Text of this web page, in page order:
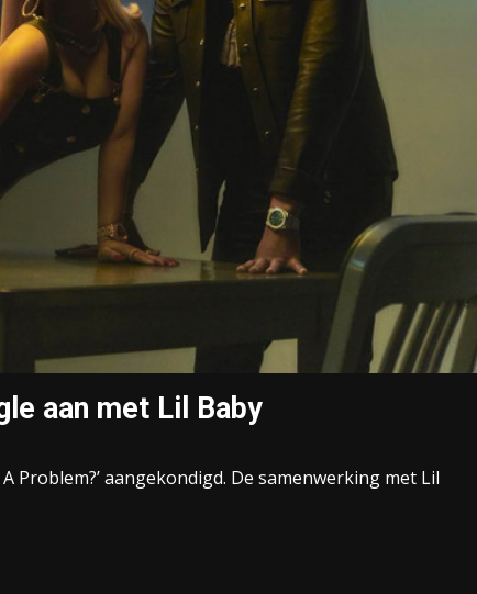
aan met Lil Baby
Problem?’ aangekondigd. De samenwerking met Lil